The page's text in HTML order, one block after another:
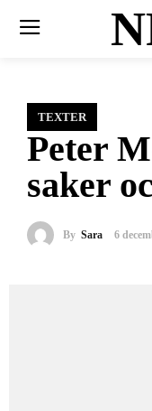
TEXTER
Peter
saker
By Sara 6